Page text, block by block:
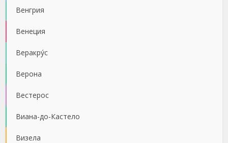
Венгрия
Венеция
Веракру́с
Верона
Вестерос
Виана-до-Кастело
Визела